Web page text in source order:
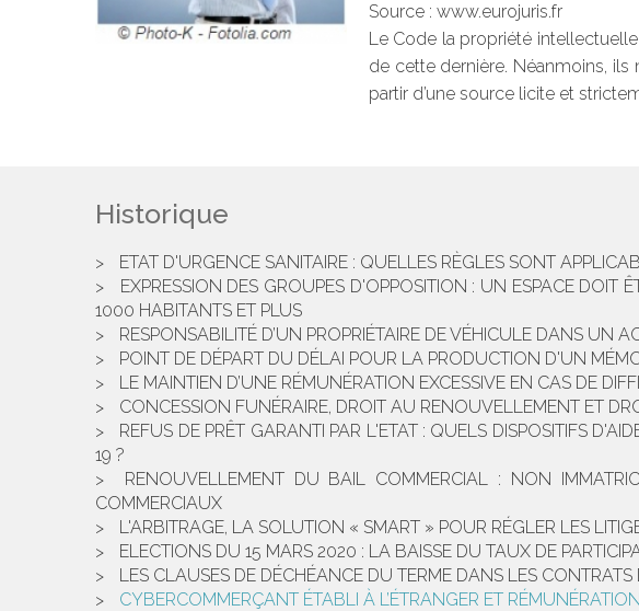
Source : www.eurojuris.fr
Le Code la propriété
de cette dernière. Néanmoins,
partir d’une source licite et
Historique
ETAT D'URGENCE SANITAIRE : QUELLES RÈGLES SONT
EXPRESSION DES GROUPES D'OPPOSITION : UN ESPACE
1000 HABITANTS ET PLUS
RESPONSABILITÉ D’UN PROPRIÉTAIRE DE VÉHICULE DANS UN
POINT DE DÉPART DU DÉLAI POUR LA PRODUCTION D'UN
LE MAINTIEN D’UNE RÉMUNÉRATION EXCESSIVE EN CAS DE
CONCESSION FUNÉRAIRE, DROIT AU RENOUVELLEMENT ET
REFUS DE PRÊT GARANTI PAR L'ETAT : QUELS DISPOSITIFS
19 ?
RENOUVELLEMENT DU BAIL COMMERCIAL : NON
COMMERCIAUX
L'ARBITRAGE, LA SOLUTION « SMART » POUR RÉGLER LES
ELECTIONS DU 15 MARS 2020 : LA BAISSE DU TAUX DE
LES CLAUSES DE DÉCHÉANCE DU TERME DANS LES CONTRATS
CYBERCOMMERÇANT ÉTABLI À L’ÉTRANGER ET